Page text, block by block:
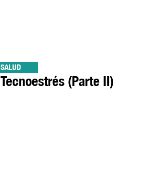
SALUD
Tecnoestrés (Parte II)